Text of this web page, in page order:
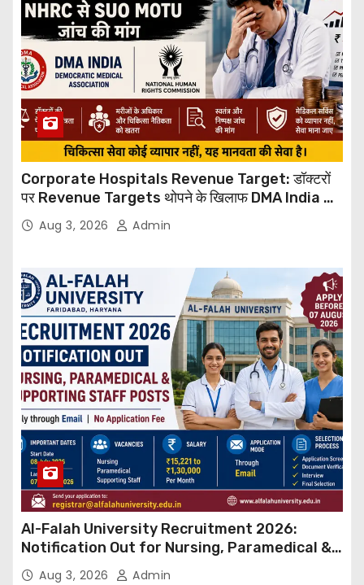
Corporate Hospitals Revenue Target: डॉक्टरों
पर Revenue Targets थोपने के खिलाफ DMA India का
बड़ा कदम, NHRC से Suo Motu जांच की मांग
Aug 3, 2026 Admin
Al-Falah University Recruitment 2026:
Notification Out for Nursing, Paramedical &
Supporting Staff Posts, Apply Through Email
Aug 3, 2026 Admin